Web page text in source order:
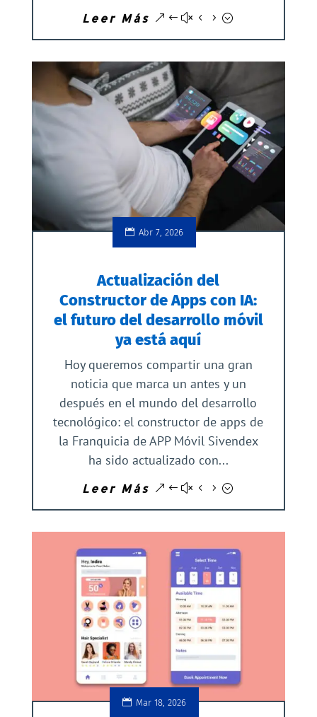
Leer Más
Abr 7, 2026
Actualización del
Constructor de Apps con IA:
el futuro del desarrollo móvil
ya está aquí
Hoy queremos compartir una gran
noticia que marca un antes y un
después en el mundo del desarrollo
tecnológico: el constructor de apps de
la Franquicia de APP Móvil Sivendex
ha sido actualizado con...
Leer Más
Mar 18, 2026